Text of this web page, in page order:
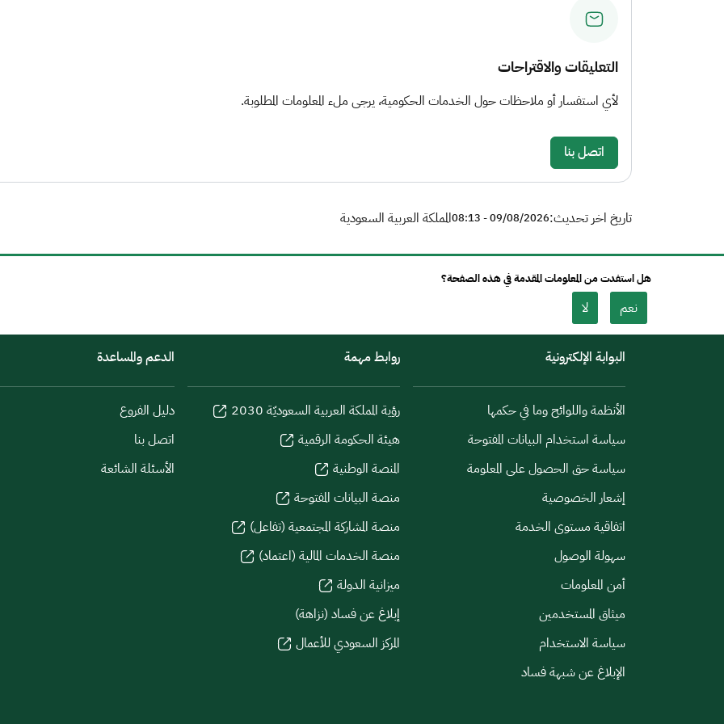
التعليقات والاقتراحات
لأي استفسار أو ملاحظات حول الخدمات الحكومية، يرجى ملء المعلومات المطلوبة.
اتصل بنا
تاريخ اخر تحديث:09/08/2026 - 08:13 المملكة العربية السعودية
هل استفدت من المعلومات المقدمة في هذه الصفحة؟
نعم لا
البوابة الإلكترونية
الأنظمة واللوائح وما في حكمها
سياسة استخدام البيانات المفتوحة
سياسة حق الحصول على المعلومة
إشعار الخصوصية
اتفاقية مستوى الخدمة
سهولة الوصول
أمن المعلومات
ميثاق المستخدمين
سياسة الاستخدام
الإبلاغ عن شبهة فساد
روابط مهمة
رؤية المملكة العربية السعوديّة 2030
هيئة الحكومة الرقمية
المنصة الوطنية
منصة البيانات المفتوحة
منصة المشاركة المجتمعية (تفاعل)
منصة الخدمات المالية (اعتماد)
ميزانية الدولة
إبلاغ عن فساد (نزاهة)
المركز السعودي للأعمال
الدعم والمساعدة
دليل الفروع
اتصل بنا
الأسئلة الشائعة